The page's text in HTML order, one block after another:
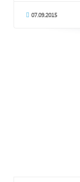
07.09.2015